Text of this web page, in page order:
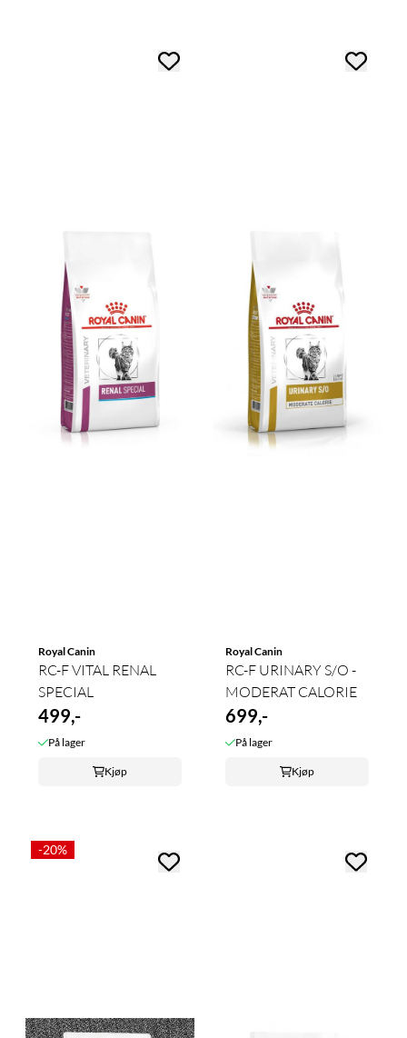
Royal Canin
RC-F VITAL RENAL
SPECIAL
499,-
På lager
Kjøp
Royal Canin
RC-F URINARY S/O -
MODERAT CALORIE
699,-
På lager
Kjøp
-20%